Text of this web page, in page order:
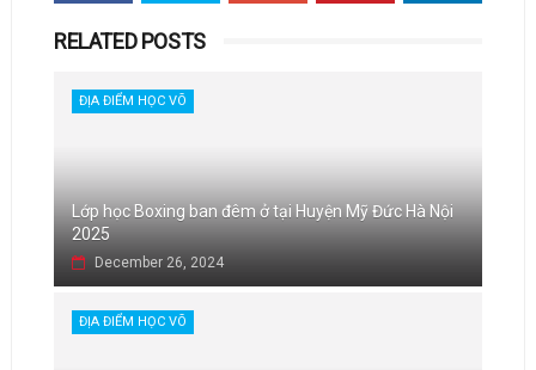
RELATED POSTS
ĐỊA ĐIỂM HỌC VÕ
Lớp học Boxing ban đêm ở tại Huyện Mỹ Đức Hà Nội
2025
December 26, 2024
ĐỊA ĐIỂM HỌC VÕ